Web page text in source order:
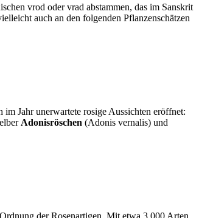
vrod oder vrad abstammen, das im Sanskrit
auch an den folgenden Pflanzenschätzen
Jahr unerwartete rosige Aussichten eröffnet:
Adonisröschen (Adonis vernalis) und
der Rosenartigen. Mit etwa 3.000 Arten